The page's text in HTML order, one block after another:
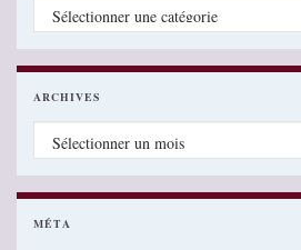
Catégories
ARCHIVES
Archives
MÉTA